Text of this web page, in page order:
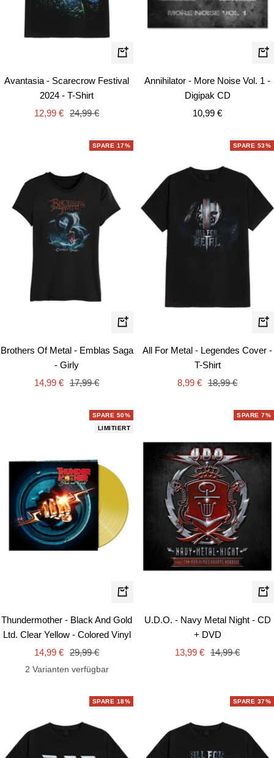
Schnellansicht
Avantasia - Scarecrow Festival
2024 - T-Shirt
Angebotspreis
12,99 € Regulärer
24,99 €
In
Annihilator - More Noise Vol. 1 -
Digipak CD
Angebotspreis
10,99 €
SPARE 17%
Schnellansicht
Brothers Of Metal - Emblas Saga
- Girly
Angebotspreis
14,99 € Regulärer
17,99 €
SPARE 53%
All For Metal - Legendes Cover -
T-Shirt
Angebotspreis
8,99 € Regulärer
18,99 €
SPARE 50%
LIMITIERT
In
den
Warenkorb
Thundermother - Black And Gold
Ltd. Clear Yellow - Colored Vinyl
Angebotspreis
14,99 € Regulärer
Preis
29,99 €
2 Varianten verfügbar
SPARE 7%
In
U.D.O. - Navy Metal Night - CD
+ DVD
Angebotspreis
13,99 € Regulärer
14,99 €
SPARE 18% SPARE 37%